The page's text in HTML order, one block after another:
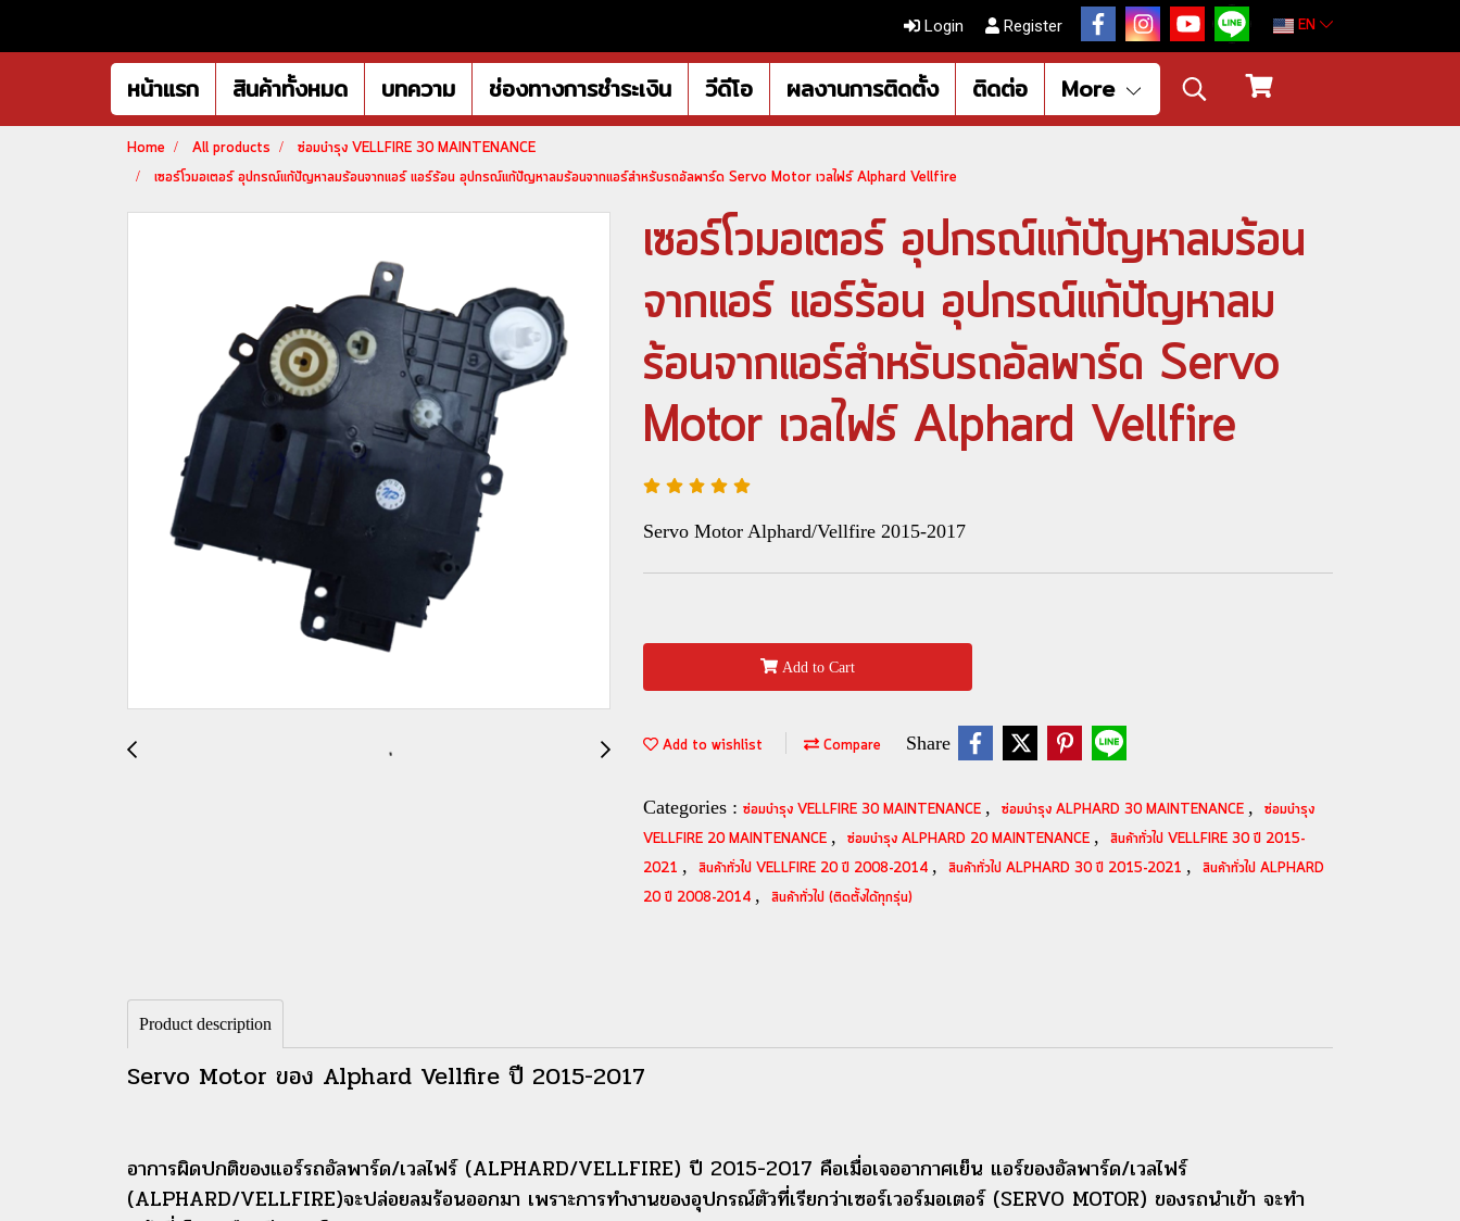
Login Register EN
หน้าแรก สินค้าทั้งหมด บทความ ช่องทางการชำระเงิน วีดีโอ ผลงานการติดตั้ง ติดต่อ More
Home All products
ซ่อมบำรุง VELLFIRE 30 MAINTENANCE
เซอร์โวมอเตอร์ อุปกรณ์แก้ปัญหาลมร้อนจากแอร์ แอร์ร้อน อุปกรณ์แก้ปัญหาลมร้อนจากแอร์สำหรับรถอัลพาร์ด Servo Motor เวลไฟร์ Alphard Vellfire
เซอร์โวมอเตอร์ อุปกรณ์แก้ปัญหาลมร้อน
จากแอร์ แอร์ร้อน อุปกรณ์แก้ปัญหาลม
ร้อนจากแอร์สำหรับรถอัลพาร์ด Servo
Motor เวลไฟร์ Alphard Vellfire
Servo Motor Alphard/Vellfire 2015-2017
Add to Cart
Add to wishlist Compare Share
Categories : ซ่อมบำรุง VELLFIRE 30 MAINTENANCE , ซ่อมบำรุง ALPHARD 30 MAINTENANCE ,
ซ่อมบำรุง
VELLFIRE 20 MAINTENANCE , ซ่อมบำรุง ALPHARD 20 MAINTENANCE ,
สินค้าทั่วไป VELLFIRE 30 ปี 2015-
2021 , สินค้าทั่วไป VELLFIRE 20 ปี 2008-2014 , สินค้าทั่วไป ALPHARD 30 ปี 2015-2021 ,
สินค้าทั่วไป ALPHARD
20 ปี 2008-2014 , สินค้าทั่วไป (ติดตั้งได้ทุกรุ่น)
Product description
Servo Motor ของ Alphard Vellfire ปี 2015-2017
อาการผิดปกติของแอร์รถอัลพาร์ด/เวลไฟร์ (ALPHARD/VELLFIRE) ปี 2015-2017 คือเมื่อเจออากาศเย็น แอร์ของอัลพาร์ด/เวลไฟร์
(ALPHARD/VELLFIRE)จะปล่อยลมร้อนออกมา เพราะการทำงานของอุปกรณ์ตัวที่เรียกว่าเซอร์เวอร์มอเตอร์ (SERVO MOTOR) ของรถนำเข้า จะทำ